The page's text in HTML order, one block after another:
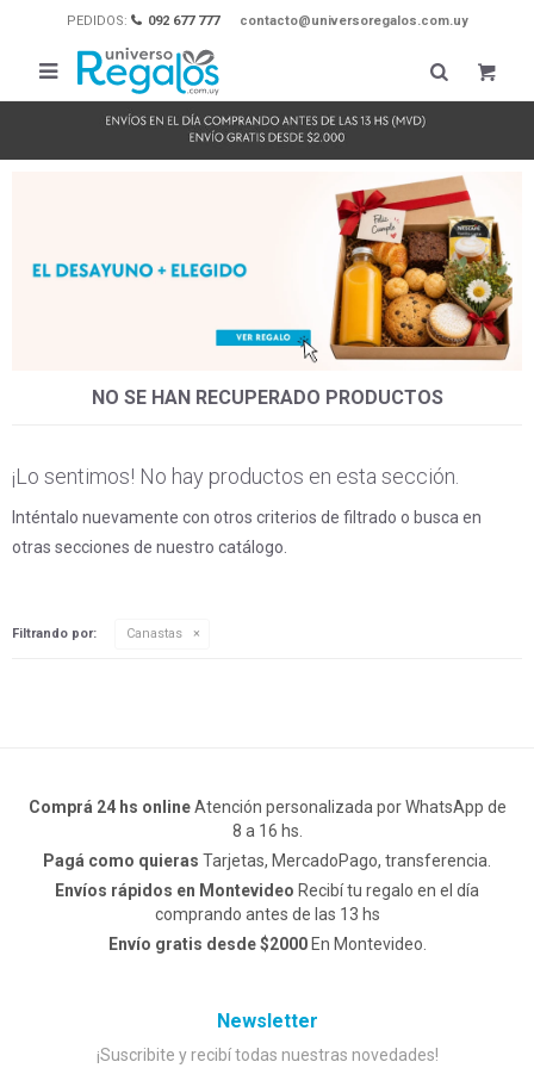
PEDIDOS: 092 677 777 contacto@universoregalos.com.uy

NO SE HAN RECUPERADO PRODUCTOS
¡Lo sentimos! No hay productos en esta sección.
Inténtalo nuevamente con otros criterios de filtrado o busca en
otras secciones de nuestro catálogo.
Filtrando por: Canastas
Comprá 24 hs onlineAtención personalizada por WhatsApp de
8 a 16 hs.
Pagá como quieras Tarjetas, MercadoPago, transferencia.
Envíos rápidos en Montevideo Recibí tu regalo en el día
comprando antes de las 13 hs
Envío gratis desde $2000En Montevideo.
Newsletter
¡Suscribite y recibí todas nuestras novedades!